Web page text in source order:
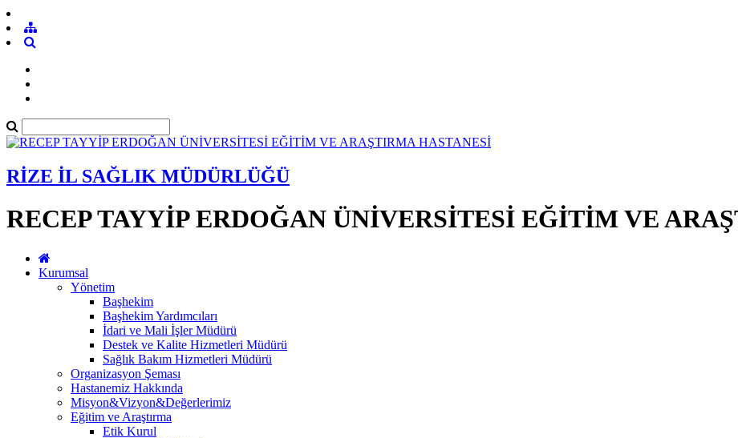
RİZE İL SAĞLIK MÜDÜRLÜĞÜ
RECEP TAYYİP ERDOĞAN ÜNİVERSİTESİ EĞİTİM VE
Kurumsal
Yönetim
Başhekim
Başhekim Yardımcıları
İdari ve Mali İşler Müdürü
Destek ve Kalite Hizmetleri Müdürü
Sağlık Bakım Hizmetleri Müdürü
Organizasyon Şeması
Hastanemiz Hakkında
Misyon&Vizyon&Değerlerimiz
Eğitim ve Araştırma
Etik Kurul